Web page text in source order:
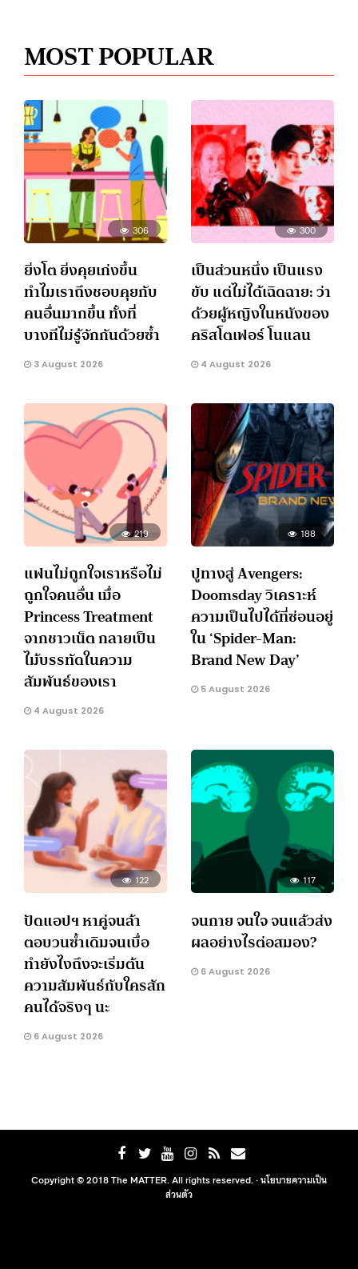
MOST POPULAR
306
ยิ่งโต ยิ่งคุยเก่งขึ้น
ทำไมเราถึงชอบคุยกับ
คนอื่นมากขึ้น ทั้งที่
บางทีไม่รู้จักกันด้วยซ้ำ
3 August 2026
300
เป็นส่วนหนึ่ง เป็นแรง
ขับ แต่ไม่ได้เฉิดฉาย: ว่า
ด้วยผู้หญิงในหนังของ
คริสโตเฟอร์ โนแลน
4 August 2026
219
แฟนไม่ถูกใจเราหรือไม่
ถูกใจคนอื่น เมื่อ
Princess Treatment
จากชาวเน็ต กลายเป็น
ไม้บรรทัดในความ
สัมพันธ์ของเรา
4 August 2026
188
ปูทางสู่ Avengers:
Doomsday วิเคราะห์
ความเป็นไปได้ที่ซ่อนอยู่
ใน ‘Spider-Man:
Brand New Day’
5 August 2026
122
ปัดแอปฯ หาคู่จนล้า
ตอบวนซ้ำเดิมจนเบื่อ
ทำยังไงถึงจะเริ่มต้น
ความสัมพันธ์กับใครสัก
คนได้จริงๆ นะ
6 August 2026
117
จนกาย จนใจ จนแล้วส่ง
ผลอย่างไรต่อสมอง?
6 August 2026
Copyright © 2018 The MATTER. All rights reserved. ·นโยบายความเป็น
ส่วนตัว